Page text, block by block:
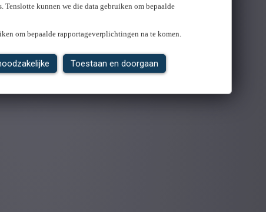
Tenslotte kunnen we die data gebruiken om bepaalde
om bepaalde rapportageverplichtingen na te komen.
Toestaan en doorgaan